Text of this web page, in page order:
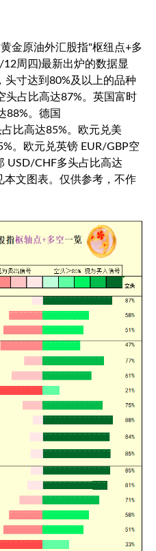
金原油外汇股指"枢纽点+多
周四)最新出炉的数据显
头寸达到80%及以上的品种
占比高达87%。 英国富时
88%。德国
比高达85%。
欧元兑美
。欧元兑英镑 EUR/GBP空
USD/CHF多头占比高达
本文图表。仅供参考，不作